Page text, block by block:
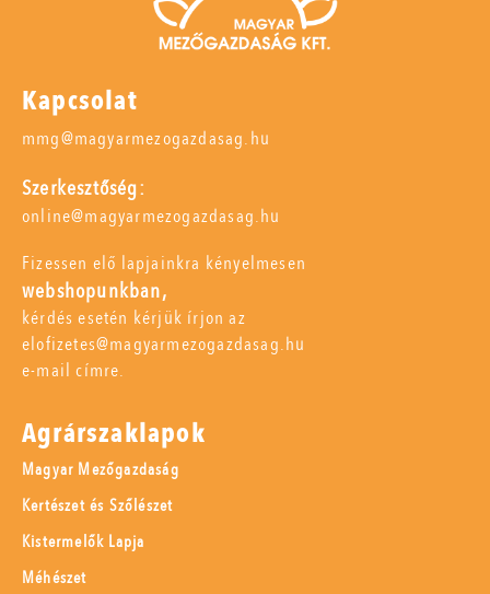
Kapcsolat
mmg@magyarmezogazdasag.hu
Szerkesztőség:
online@magyarmezogazdasag.hu
Fizessen elő lapjainkra kényelmesen
webshopunkban,
kérdés esetén kérjük írjon az
elofizetes@magyarmezogazdasag.hu
e-mail címre.
Agrárszaklapok
Magyar Mezőgazdaság
Kertészet és Szőlészet
Kistermelők Lapja
Méhészet